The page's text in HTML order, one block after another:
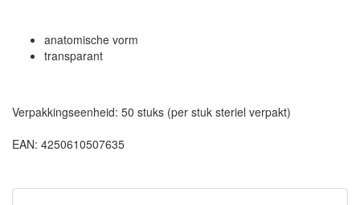
anatomische vorm
transparant
Verpakkingseenheid: 50 stuks (per stuk steriel verpakt)
EAN: 4250610507635